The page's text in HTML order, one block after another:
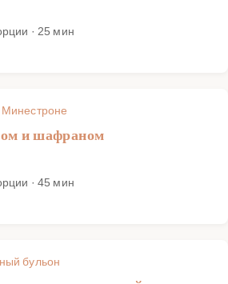
· 25 мин
Минестроне
и шафраном
· 45 мин
бульон